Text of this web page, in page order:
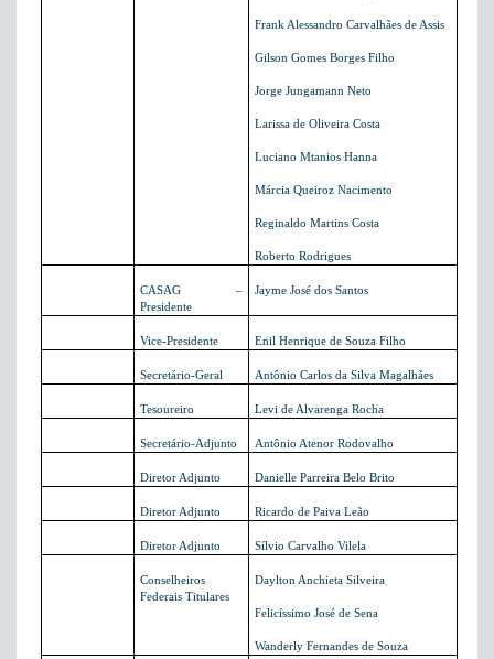
Frank Alessandro Carvalhães de Assis
Gilson Gomes Borges Filho
Jorge Jungamann Neto
Larissa de Oliveira Costa
Luciano Mtanios Hanna
Márcia Queiroz Nacimento
Reginaldo Martins Costa
Roberto Rodrigues
CASAG –
Presidente
Jayme José dos Santos
Vice-Presidente Enil Henrique de Souza Filho
Secretário-Geral Antônio Carlos da Silva Magalhães
Tesoureiro Levi de Alvarenga Rocha
Secretário-Adjunto Antônio Atenor Rodovalho
Diretor Adjunto Danielle Parreira Belo Brito
Diretor Adjunto Ricardo de Paiva Leão
Diretor Adjunto Sílvio Carvalho Vilela
Conselheiros
Federais Titulares
Daylton Anchieta Silveira
Felicíssimo José de Sena
Wanderly Fernandes de Souza